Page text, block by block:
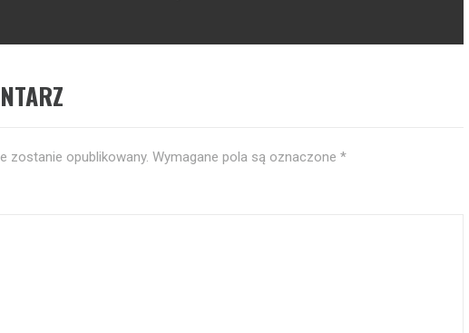
zostanie opublikowany. Wymagane pola są oznaczone *